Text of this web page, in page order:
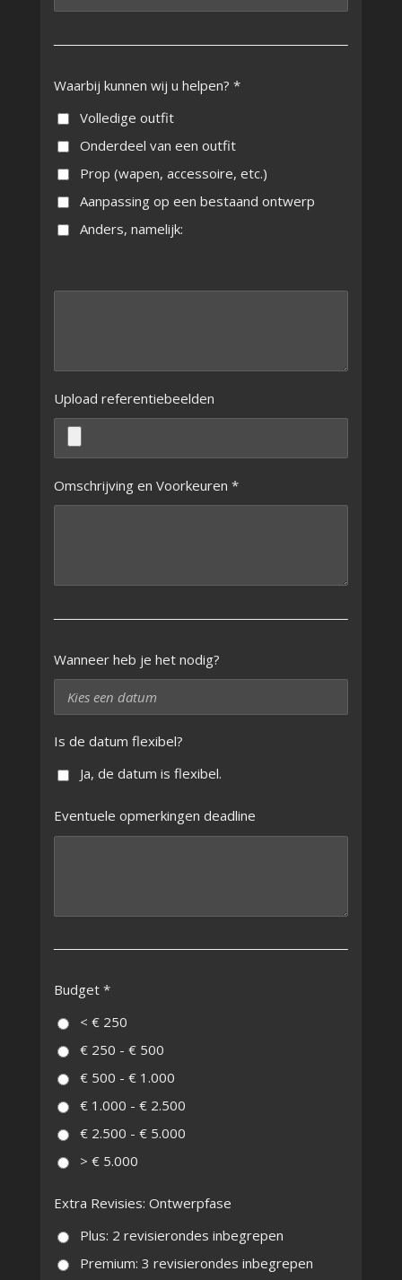
Waarbij kunnen wij u helpen? *
Volledige outfit
Onderdeel van een outfit
Prop (wapen, accessoire, etc.)
Aanpassing op een bestaand ontwerp
Anders, namelijk:
Upload referentiebeelden
Omschrijving en Voorkeuren *
Wanneer heb je het nodig?
Is de datum flexibel?
Ja, de datum is flexibel.
Eventuele opmerkingen deadline
Budget *
< € 250
€ 250 - € 500
€ 500 - € 1.000
€ 1.000 - € 2.500
€ 2.500 - € 5.000
> € 5.000
Extra Revisies: Ontwerpfase
Plus: 2 revisierondes inbegrepen
Premium: 3 revisierondes inbegrepen